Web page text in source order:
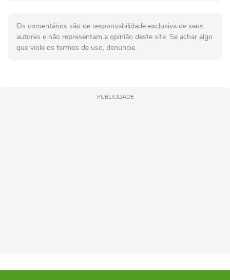
Os comentários são de responsabilidade exclusiva de seus
autores e não representam a opinião deste site. Se achar algo
que viole os termos de uso, denuncie.
PUBLICIDADE